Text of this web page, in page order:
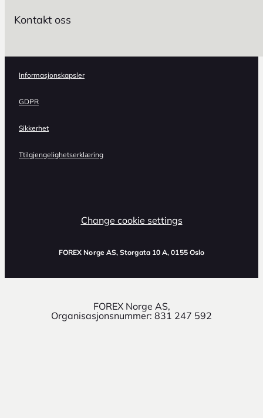
Kontakt oss
Informasjonskapsler
GDPR
Sikkerhet
Ttilgjengelighetserklæring
Change cookie settings
FOREX Norge AS, Storgata 10 A, 0155 Oslo
FOREX Norge AS,
Organisasjonsnummer: 831 247 592